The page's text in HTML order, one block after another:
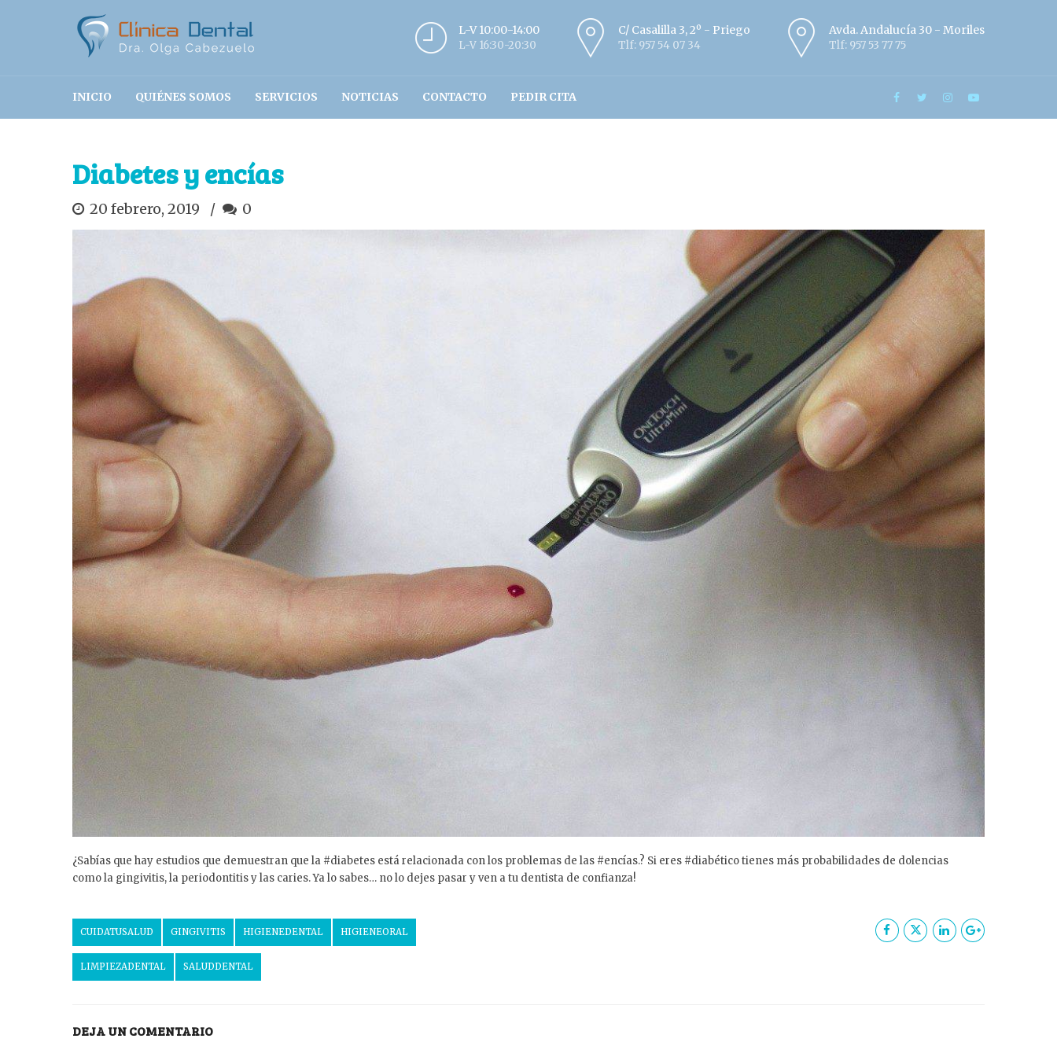
L-V 10:00-14:00
L-V 16:30-20:30
C/ Casalilla 3, 2º - Priego
Tlf: 957 54 07 34
Avda. Andalucía 30 - Moriles
Tlf: 957 53 77 75
INICIO QUIÉNES SOMOS SERVICIOS NOTICIAS CONTACTO PEDIR CITA
Diabetes y encías
20 febrero, 2019 0
¿Sabías que hay estudios que demuestran que la #diabetes está relacionada con los problemas de las #encías.? Si eres #diabético tienes más probabilidades de dolencias
como la gingivitis, la periodontitis y las caries. Ya lo sabes… no lo dejes pasar y ven a tu dentista de confianza!
CUIDATUSALUD GINGIVITIS HIGIENEDENTAL HIGIENEORAL
LIMPIEZADENTAL SALUDDENTAL
DEJA UN COMENTARIO